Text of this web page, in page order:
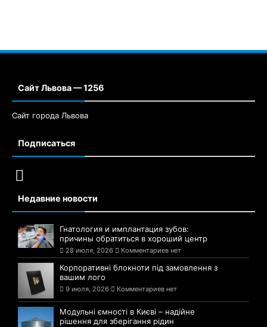
Сайт Львова — 1256
Сайт города Львова
Подписаться
Недавние новости
Гнатология и имплантация зубов:
причины обратиться в хороший центр
28 июля, 2026 Комментариев нет
Корпоративні блокноти під замовлення з
вашим лого
9 июля, 2026 Комментариев нет
Модульні ємності в Києві – надійне
рішення для зберігання рідин